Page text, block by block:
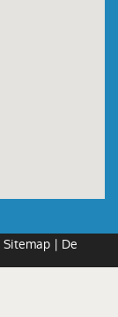
Sitemap| De